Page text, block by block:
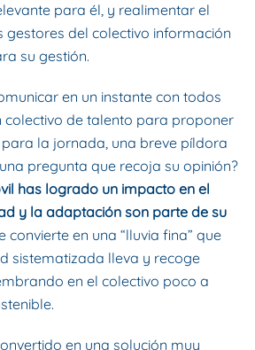
para él, y realimentar el
gestores del colectivo información
su gestión.
en un instante con todos
colectivo de talento para proponer
la jornada, una breve píldora
pregunta que recoja su opinión?
has logrado un impacto en el
y la adaptación son parte de su
convierte en una “lluvia fina” que
sistematizada lleva y recoge
en el colectivo poco a
en una solución muy